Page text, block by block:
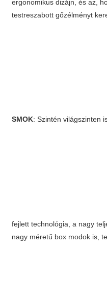
ergonomikus dizájn, és az,
testreszabott gőzélményt
SMOK: Szintén világszinten
fejlett technológia, a nagy
nagy méretű box modok is,